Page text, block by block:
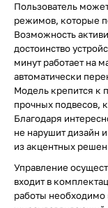
Пользователь
режимов, которые
Возможность
достоинство
минут работает на
автоматически
Модель крепится к
прочных подвесов,
Благодаря
не нарушит дизайн
из акцентных
Управление
входит в
работы